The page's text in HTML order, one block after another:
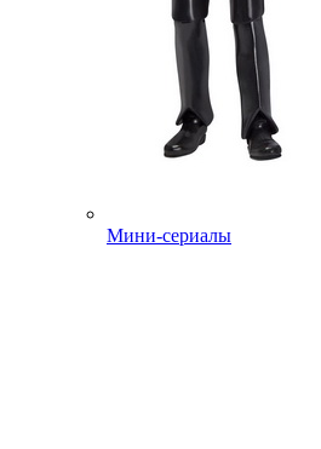
Мини-сериалы